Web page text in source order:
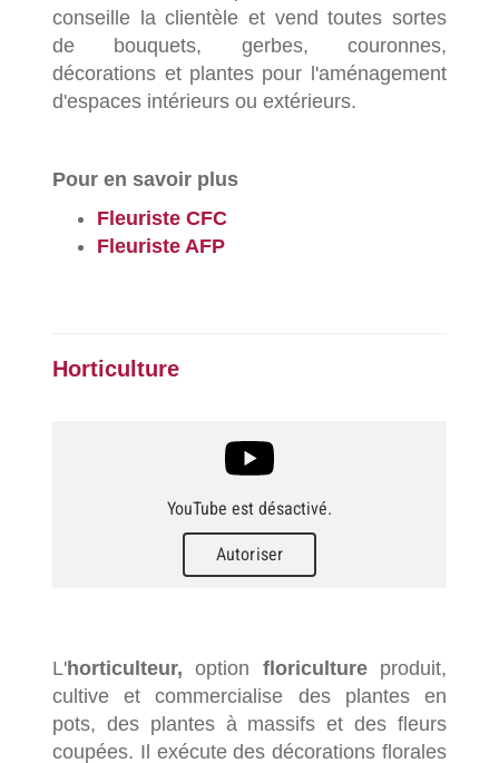
conseille la clientèle et vend toutes sortes
de bouquets, gerbes, couronnes,
décorations et plantes pour l'aménagement
d'espaces intérieurs ou extérieurs.
Pour en savoir plus
Fleuriste CFC
Fleuriste AFP
Horticulture
YouTube est désactivé.
Autoriser
L'horticulteur,option floricultureproduit,
cultive et commercialise des plantes en
pots, des plantes à massifs et des fleurs
coupées. Il exécute des décorations florales